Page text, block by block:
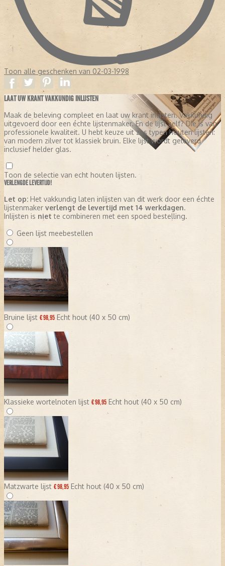
Toon alle geschenken van 02-03-1998
LAAT UW KRANT VAKKUNDIG INLIJSTEN
Maak de beleving compleet en laat uw krant inlijsten. Vakkundig
uitgevoerd door een échte lijstenmaker. En de lijst zelf? Die is van
professionele kwaliteit. U hebt keuze uit zes typen houten lijsten:
van modern zilver tot klassiek bruin. Elke lijst wordt geleverd
inclusief helder glas.
Toon de selectie van echt houten lijsten.
VERLENGDE LEVERTIJD!
Let op: Het vakkundig laten inlijsten van dit werk door een échte
lijstenmaker verlengt de levertijd met 14 werkdagen.
Inlijsten is niet te combineren met een spoed bestelling.
Geen lijst meebestellen
Bruine lijst € 98,95 Echt hout (40 x 50 cm)
Klassieke wortelnoten lijst € 98,95 Echt hout (40 x 50 cm)
Matzwarte lijst € 98,95 Echt hout (40 x 50 cm)